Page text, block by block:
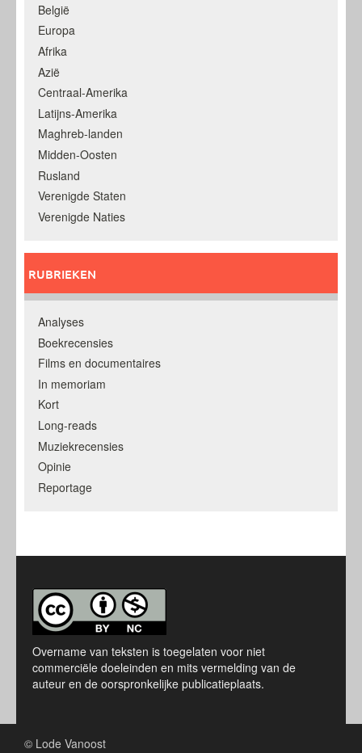
België
Europa
Afrika
Azië
Centraal-Amerika
Latijns-Amerika
Maghreb-landen
Midden-Oosten
Rusland
Verenigde Staten
Verenigde Naties
RUBRIEKEN
Analyses
Boekrecensies
Films en documentaires
In memoriam
Kort
Long-reads
Muziekrecensies
Opinie
Reportage
Overname van teksten is toegelaten voor niet
commerciële doeleinden en mits vermelding van de
auteur en de oorspronkelijke publicatieplaats.
© Lode Vanoost